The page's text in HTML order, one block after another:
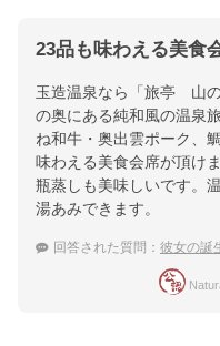
23品も味わえる美食
玉造温泉なら「旅亭 山
の奥にある純和風の温泉
ね和牛・奥出雲ポーク、
味わえる美食会席が頂け
瓶蒸しも美味しいです。
湯あみできます。
回答された質問： 彼女の誕生日に玉造